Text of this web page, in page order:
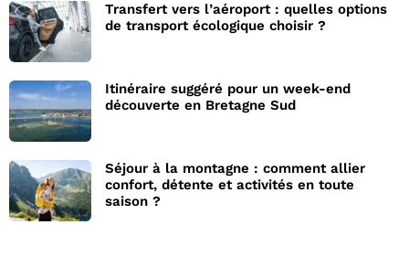
Transfert vers l’aéroport : quelles options
de transport écologique choisir ?
Itinéraire suggéré pour un week-end
découverte en Bretagne Sud
Séjour à la montagne : comment allier
confort, détente et activités en toute
saison ?